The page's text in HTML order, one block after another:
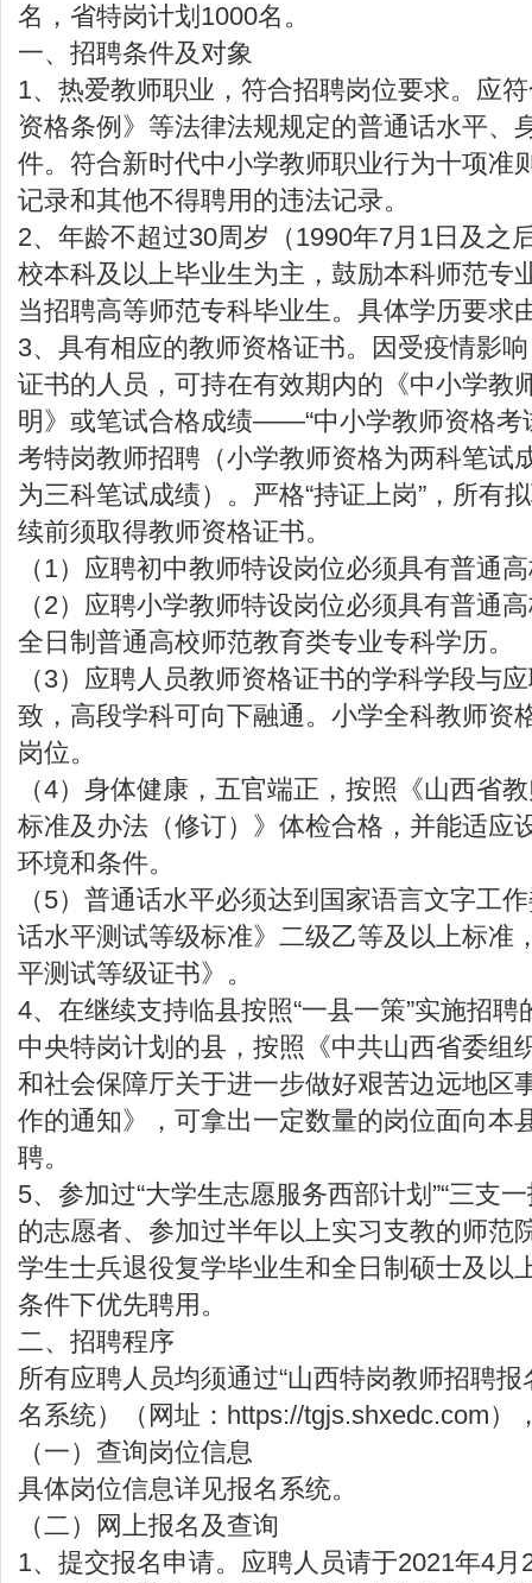
名，省特岗计划1000名。
一、招聘条件及对象
1、热爱教师职业，符合招聘岗位要求。应
资格条例》等法律法规规定的普通话水平、
件。符合新时代中小学教师职业行为十项准
记录和其他不得聘用的违法记录。
2、年龄不超过30周岁（1990年7月1日及之
校本科及以上毕业生为主，鼓励本科师范专
当招聘高等师范专科毕业生。具体学历要求
3、具有相应的教师资格证书。因受疫情影
证书的人员，可持在有效期内的《中小学教
明》或笔试合格成绩——“中小学教师资格考
考特岗教师招聘（小学教师资格为两科笔试
为三科笔试成绩）。严格“持证上岗”，所有
续前须取得教师资格证书。
（1）应聘初中教师特设岗位必须具有普通
（2）应聘小学教师特设岗位必须具有普通
全日制普通高校师范教育类专业专科学历。
（3）应聘人员教师资格证书的学科学段与
致，高段学科可向下融通。小学全科教师资
岗位。
（4）身体健康，五官端正，按照《山西省
标准及办法（修订）》体检合格，并能适应
环境和条件。
（5）普通话水平必须达到国家语言文字工
话水平测试等级标准》二级乙等及以上标准
平测试等级证书》。
4、在继续支持临县按照“一县一策”实施招
中央特岗计划的县，按照《中共山西省委组
和社会保障厅关于进一步做好艰苦边远地区
作的通知》，可拿出一定数量的岗位面向本
聘。
5、参加过“大学生志愿服务西部计划”“三支
的志愿者、参加过半年以上实习支教的师范
学生士兵退役复学毕业生和全日制硕士及以
条件下优先聘用。
二、招聘程序
所有应聘人员均须通过“山西特岗教师招聘
名系统）（网址：https://tgjs.shxedc.com）
（一）查询岗位信息
具体岗位信息详见报名系统。
（二）网上报名及查询
1、提交报名申请。应聘人员请于2021年4